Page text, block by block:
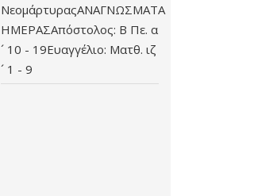
ΝεομάρτυραςΑΝΑΓΝΩΣΜΑΤΑ
ΗΜΕΡΑΣΑπόστολος: Β Πε. α
´ 10 - 19Ευαγγέλιο: Ματθ. ιζ
´ 1 - 9